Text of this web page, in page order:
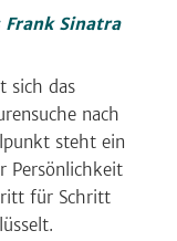
Sinatra
sich das
nach
steht ein
Persönlichkeit
für Schritt